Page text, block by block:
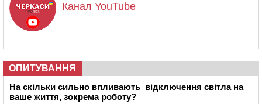
Канал YouTube
ОПИТУВАННЯ
На скільки сильно впливають відключення світла на
ваше життя, зокрема роботу?